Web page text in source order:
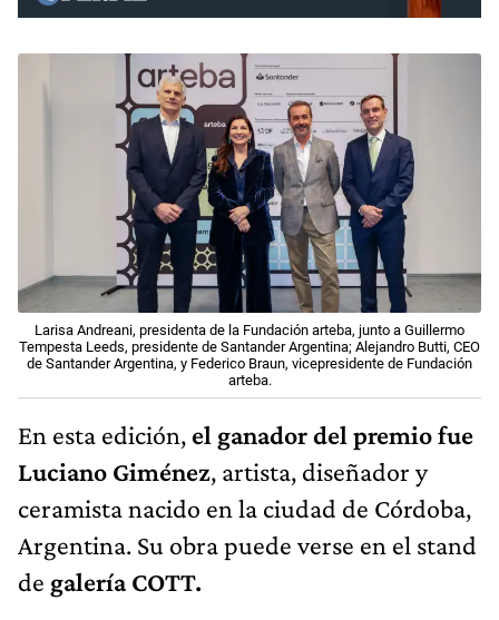
Larisa Andreani, presidenta de la Fundación arteba, junto a Guillermo
Tempesta Leeds, presidente de Santander Argentina; Alejandro Butti, CEO
de Santander Argentina, y Federico Braun, vicepresidente de Fundación
arteba.
En esta edición, el ganador del premio fue
Luciano Giménez, artista, diseñador y
ceramista nacido en la ciudad de Córdoba,
Argentina. Su obra puede verse en el stand
de galería COTT.